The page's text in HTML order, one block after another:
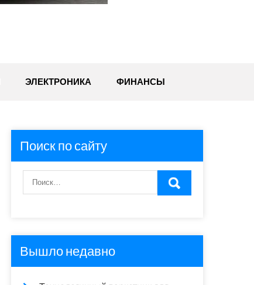
ЭЛЕКТРОНИКА ФИНАНСЫ
Поиск по сайту
Вышло недавно